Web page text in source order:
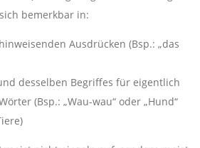
bemerkbar in:
Ausdrücken (Bsp.: „das
desselben Begriffes für eigentlich
(Bsp.: „Wau-wau“ oder „Hund“